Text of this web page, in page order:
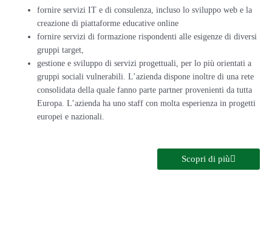
fornire servizi IT e di consulenza, incluso lo sviluppo web e la
creazione di piattaforme educative online
fornire servizi di formazione rispondenti alle esigenze di diversi
gruppi target,
gestione e sviluppo di servizi progettuali, per lo più orientati a
gruppi sociali vulnerabili. L’azienda dispone inoltre di una rete
consolidata della quale fanno parte partner provenienti da tutta
Europa. L’azienda ha uno staff con molta esperienza in progetti
europei e nazionali.
Scopri di più